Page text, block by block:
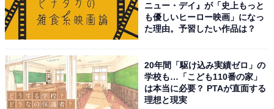
ニュー・デイ』が「史上もっと
も優しいヒーロー映画」になっ
た理由。予習したい作品は？
20年間「駆け込み実績ゼロ」の
学校も…「こども110番の家」
は本当に必要？ PTAが直面する
理想と現実